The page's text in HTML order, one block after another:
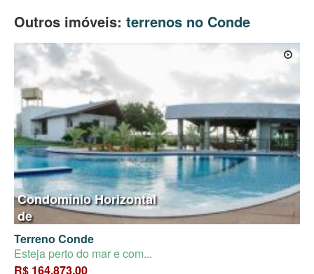
Outros imóveis: terrenos no Conde
Condomínio Horizontal
de
Terreno Conde
Esteja perto do mar e com...
R$ 164.873,00